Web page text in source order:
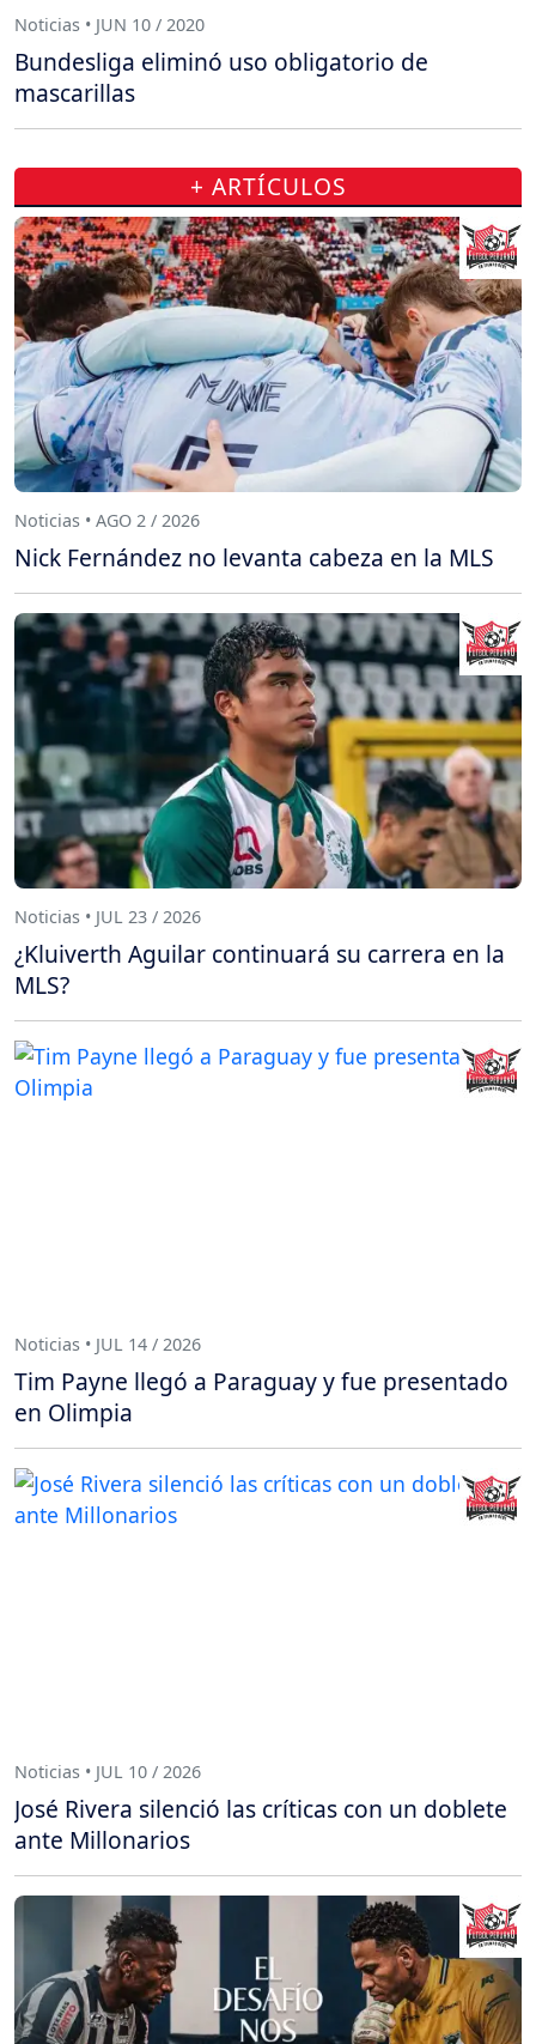
Noticias • JUN 10 / 2020
Bundesliga eliminó uso obligatorio de
mascarillas
+ ARTÍCULOS
Noticias • AGO 2 / 2026
Nick Fernández no levanta cabeza en la MLS
Noticias • JUL 23 / 2026
¿Kluiverth Aguilar continuará su carrera en la
MLS?
Noticias • JUL 14 / 2026
Tim Payne llegó a Paraguay y fue presentado
en Olimpia
Noticias • JUL 10 / 2026
José Rivera silenció las críticas con un doblete
ante Millonarios